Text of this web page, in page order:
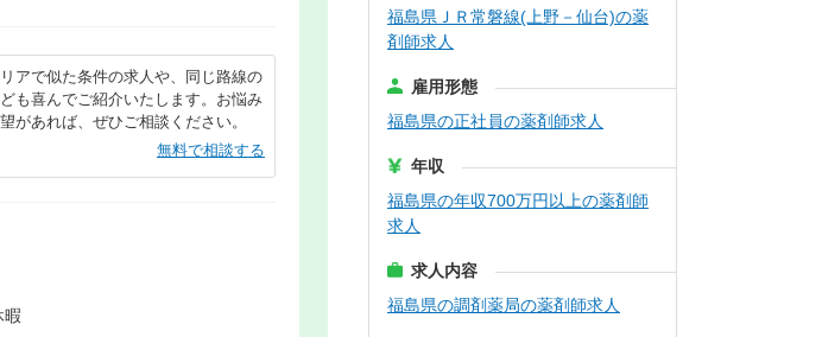
アで似た条件の求人や、同じ路線の
も喜んでご紹介いたします。お悩み
があれば、ぜひご相談ください。
無料で相談する
福島県ＪＲ常磐線(上野－仙台)の薬
剤師求人
雇用形態
福島県の正社員の薬剤師求人
年収
福島県の年収700万円以上の薬剤師
求人
求人内容
福島県の調剤薬局の薬剤師求人